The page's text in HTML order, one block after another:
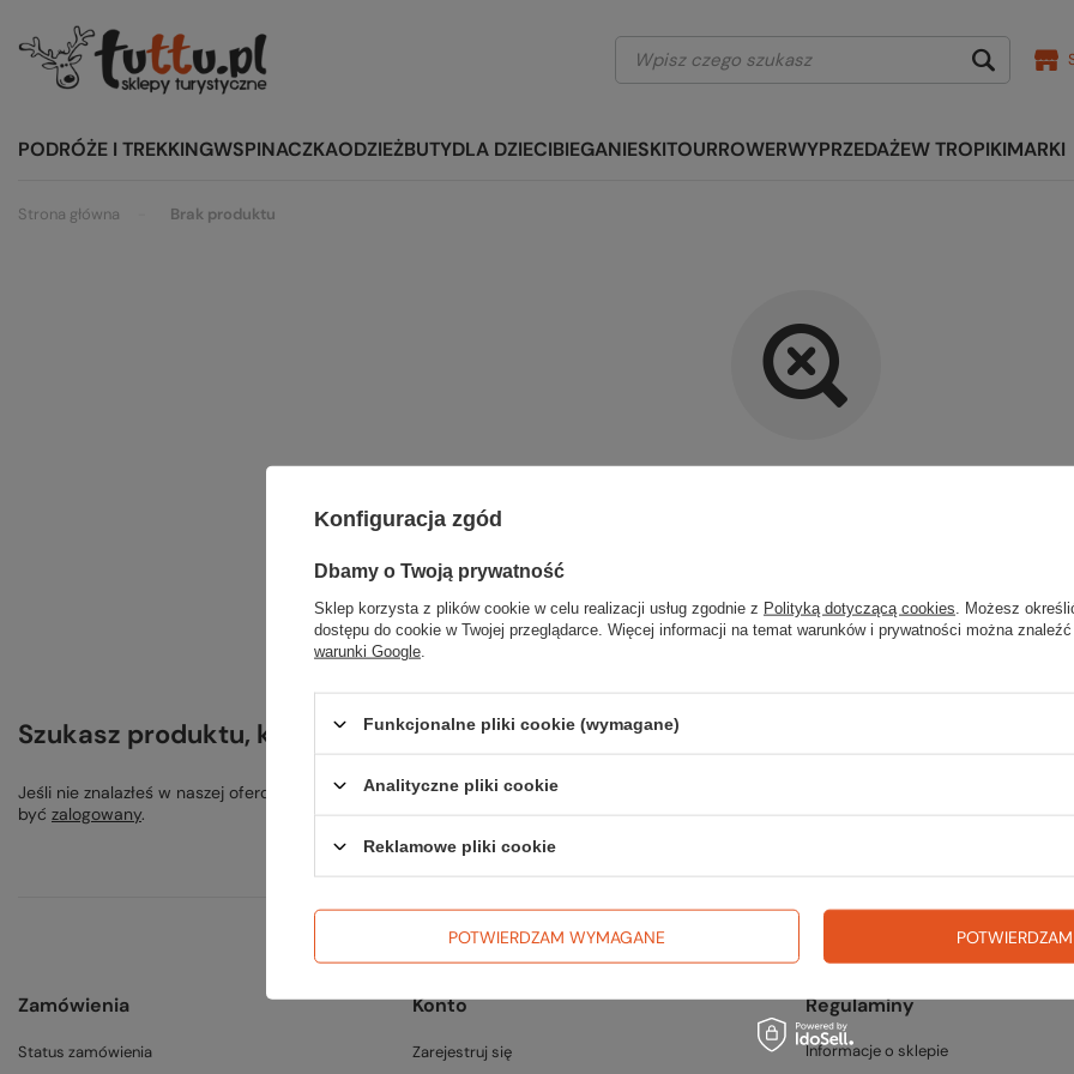
PODRÓŻE I TREKKINGWSPINACZKAODZIEŻBUTYDLA DZIECIBIEGANIESKITOURROWERWYPRZEDAŻEW TROPIKIMARKI
Strona główna Brak produktu
Szukany produkt nie został
Spróbuj sprecyzować dokładniejsze parametry. Skorzystaj z
Szukasz produktu, którego nie mamy w ofercie?
Jeśli nie znalazłeś w naszej ofercie produktu, a chciałbyś kupić go w naszym sklepie, możesz skorzystać ze specjalnego formularza i
być zalogowany.
Zamówienia
Status zamówienia
Konto
Zarejestruj się
Regulaminy
Informacje o sklepie
Konfiguracja zgód
Dbamy o Twoją prywatność
Sklep korzysta z plików cookie w celu realizacji usług zgodnie z Polityką dotyczącą cookies . Możesz
dostępu do cookie w Twojej przeglądarce. Więcej informacji na temat warunków i prywatności można
warunki Google
Funkcjonalne pliki cookie (wymagane)
Analityczne pliki cookie
Reklamowe pliki cookie
POTWIERDZAM WYMAGANE